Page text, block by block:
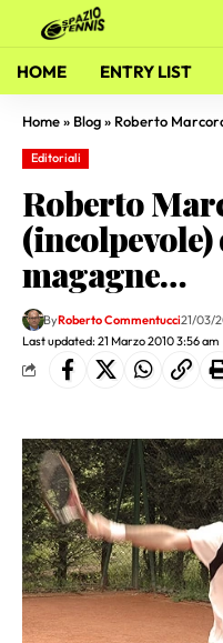
HOME ENTRY LIST
Home» Blog» Roberto Marcora,
Editoriali
Roberto
(incolpevole)
magagne…
Last updated: 21 Marzo 2010 3:56 am
ByRoberto Commentucci21/03/